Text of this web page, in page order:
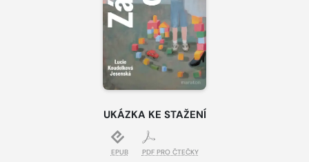
UKÁZKA KE STAŽENÍ
EPUB PDF PRO ČTEČKY